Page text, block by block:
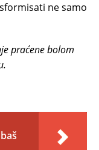
ne samo
praćene bolom